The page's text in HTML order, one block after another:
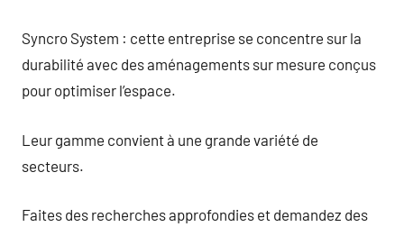
Syncro System : cette entreprise se concentre sur la
durabilité avec des aménagements sur mesure conçus
pour optimiser l’espace.
Leur gamme convient à une grande variété de
secteurs.
Faites des recherches approfondies et demandez des